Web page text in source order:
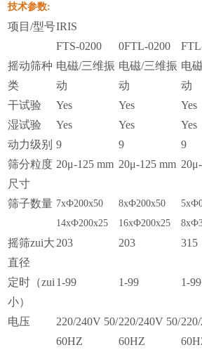
技术参数:
项目/型号IRIS
FTS-0200
0FTL-0200
摇动筛种
类
电磁/三维振
动
电磁/三维振
动
电
动
干试验
Yes Yes Yes
湿试验
Yes Yes Yes
动力级别 9 9 9
筛分粒度
尺寸
20μ-125 mm 20μ-125 mm
筛子数量 7xФ200x50
14xФ200x25
8xФ200x50
16xФ200x25
5xФ
8xФ
摇筛zui大
直径
203 203 315
定时（zui
小）
1-99 1-99 1-99
电压
220/240V 50/
60HZ
220/240V 50/
60HZ